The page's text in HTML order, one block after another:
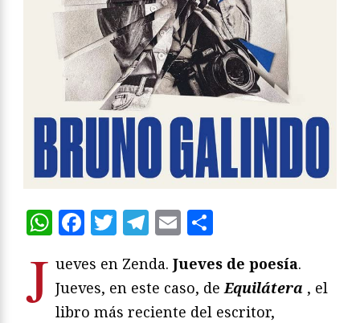
WhatsApp
Facebook
Twitter
Telegram
Email
J ueves en Zenda. Jueves de poesía.
Jueves, en este caso, deEquilátera , el
libro más reciente del escritor,